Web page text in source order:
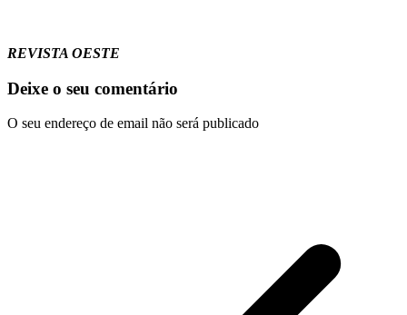
REVISTA OESTE
Deixe o seu comentário
O seu endereço de email não será publicado